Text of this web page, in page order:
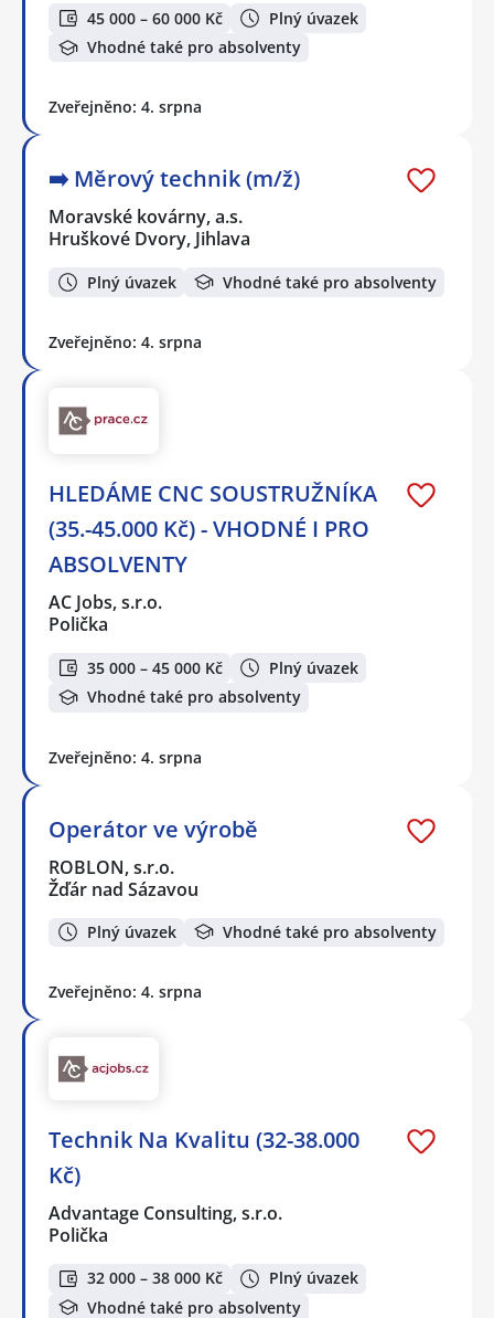
45 000 – 60 000 Kč
Plný úvazek
Vhodné také pro absolventy
Zveřejněno: 4. srpna
➡️​ Měrový technik (m/ž)
Moravské kovárny, a.s.
Hruškové Dvory, Jihlava
Plný úvazek Vhodné také pro absolventy
Zveřejněno: 4. srpna
HLEDÁME CNC SOUSTRUŽNÍKA
(35.-45.000 Kč) - VHODNÉ I PRO
ABSOLVENTY
AC Jobs, s.r.o.
Polička
35 000 – 45 000 Kč
Plný úvazek
Vhodné také pro absolventy
Zveřejněno: 4. srpna
Operátor ve výrobě
ROBLON, s.r.o.
Žďár nad Sázavou
Plný úvazek Vhodné také pro absolventy
Zveřejněno: 4. srpna
Technik Na Kvalitu (32-38.000
Kč)
Advantage Consulting, s.r.o.
Polička
32 000 – 38 000 Kč
Plný úvazek
Vhodné také pro absolventy